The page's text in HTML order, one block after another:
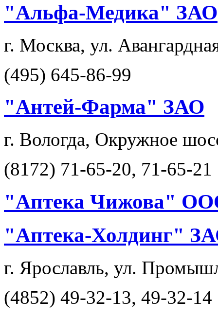
"Альфа-Медика" ЗАО
г. Москва, ул.
(495) 645-86-99
"Антей-Фарма" ЗАО
г. Вологда, Окружное
(8172) 71-65-20, 71-65-21
"Аптека Чижова"
"Аптека-Холдинг"
г. Ярославль, ул.
(4852) 49-32-13, 49-32-14